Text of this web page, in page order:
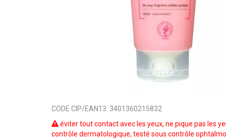
CODE CIP/EAN13: 3401360215832
éviter tout contact avec les yeux, ne pique pas les
contrôle dermatologique, testé sous contrôle